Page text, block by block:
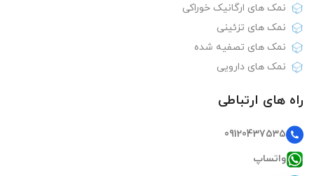
نمک های ارگانیک خوراکی
نمک های تزئینی
نمک های تصفیه شده
نمک های دارویی
راه های ارتباطی
09120437535
واتساپ